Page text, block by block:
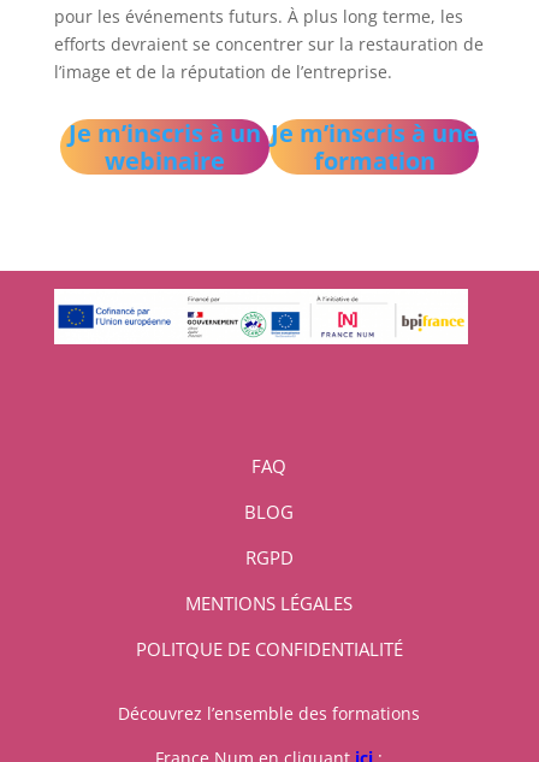
pour les événements futurs. À plus long terme, les
efforts devraient se concentrer sur la restauration de
l’image et de la réputation de l’entreprise.
Je m’inscris à un
webinaire
Je m’inscris à une
formation
FAQ
BLOG
RGPD
MENTIONS LÉGALES
POLITQUE DE CONFIDENTIALITÉ
Découvrez l’ensemble des formations